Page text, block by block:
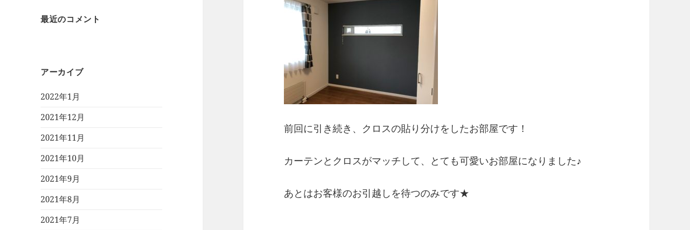
最近のコメント
アーカイブ
2022年1月
2021年12月
2021年11月
2021年10月
2021年9月
2021年8月
2021年7月
前回に引き続き、クロスの貼り分けをしたお部屋です！
カーテンとクロスがマッチして、とても可愛いお部屋になりました♪
あとはお客様のお引越しを待つのみです★